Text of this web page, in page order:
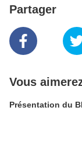
Partager
Vous
Présentation du